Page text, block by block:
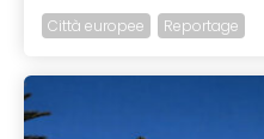
Città europee Reportage